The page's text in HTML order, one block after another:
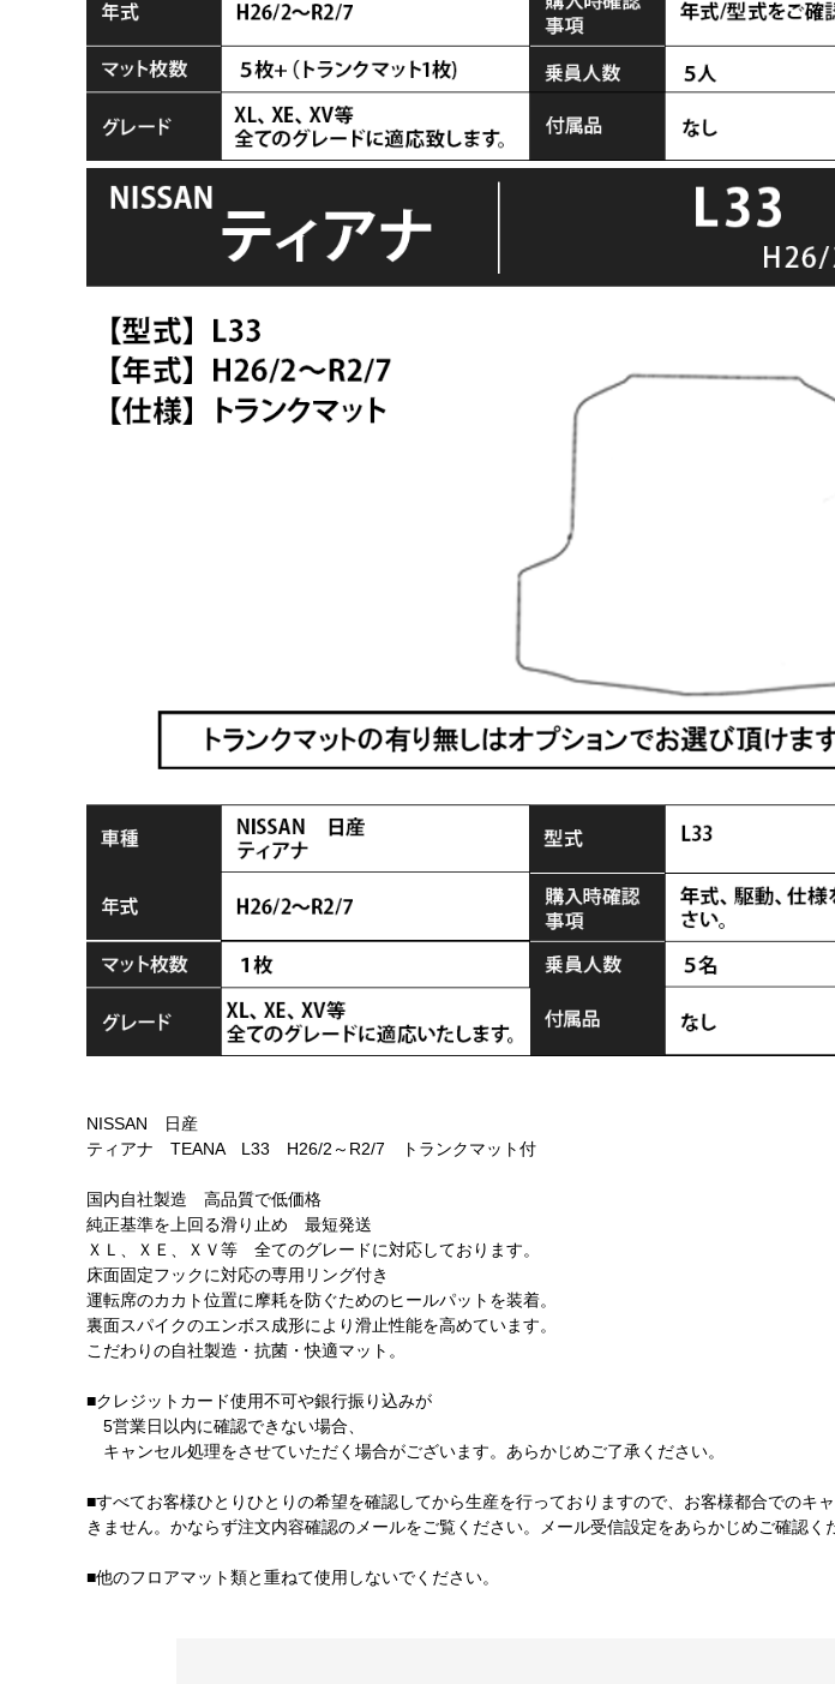
NISSAN 日産
ティアナ TEANA L33 H26/2～R2/7 トランクマット付
国内自社製造 高品質で低価格
純正基準を上回る滑り止め 最短発送
ＸＬ、ＸＥ、ＸＶ等 全てのグレードに対応しております。
床面固定フックに対応の専用リング付き
運転席のカカト位置に摩耗を防ぐためのヒールパットを装着。
裏面スパイクのエンボス成形により滑止性能を高めています。
こだわりの自社製造・抗菌・快適マット。
■クレジットカード使用不可や銀行振り込みが
5営業日以内に確認できない場合、
キャンセル処理をさせていただく場合がございます。あらかじめご了承ください。
■すべてお客様ひとりひとりの希望を確認してから生産を行っておりますので、お客様都合でのキ
きません。かならず注文内容確認のメールをご覧ください。メール受信設定をあらかじめご確認く
■他のフロアマット類と重ねて使用しないでください。